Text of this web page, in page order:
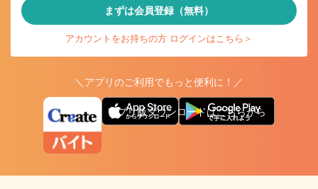
まずは会員登録（無料）
アカウントをお持ちの方 ログインはこちら＞
＼アプリのご利用でもっと便利に！／
アプリ版ダウンロードはこちらから